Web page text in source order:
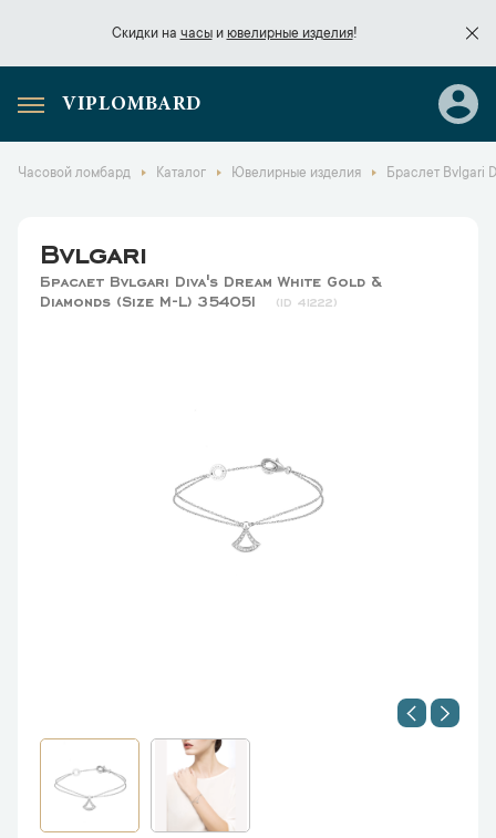
Скидки на часыи ювелирные изделия!
Скидки начасы
VIPLOMBARD
Часовой ломбард Каталог Ювелирные изделия Браслет Bvlgari
Bvlgari
Браслет Bvlgari Diva's Dream White Gold &
Diamonds (Size M-L) 354051
41222